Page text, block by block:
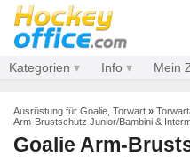
Kategorien Info Mein
Ausrüstung für Goalie, Torwart »
Arm-Brustschutz Junior/Bambini &
Goalie Arm-